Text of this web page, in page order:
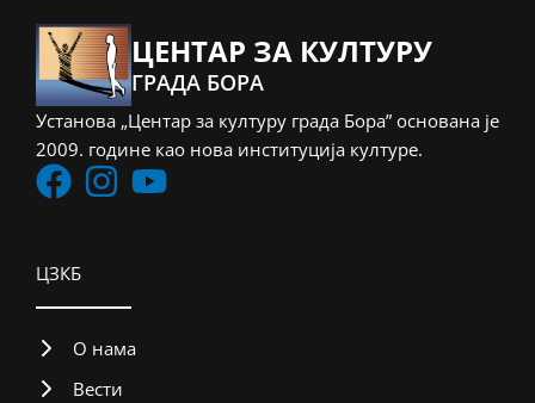
ЦЕНТАР ЗА КУЛТУРУ
ГРАДА БОРА
Установа „Центар за културу града Бора” основана је
2009. године као нова институција културе.
ЦЗКБ
О нама
Вести